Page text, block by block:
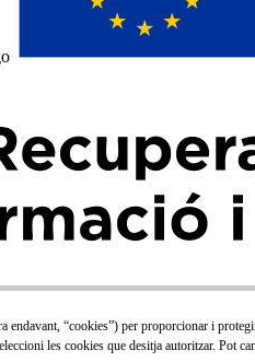
“cookies”) per proporcionar i
les cookies que desitja autoritzar. Pot